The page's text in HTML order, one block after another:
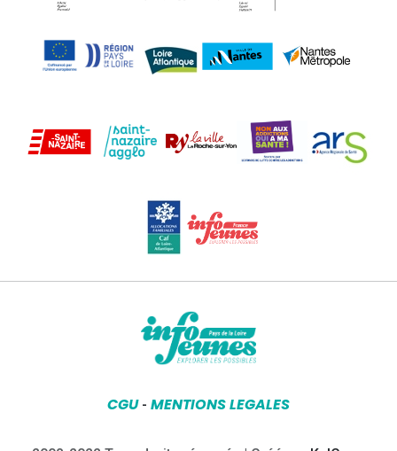
CGU- MENTIONS LEGALES